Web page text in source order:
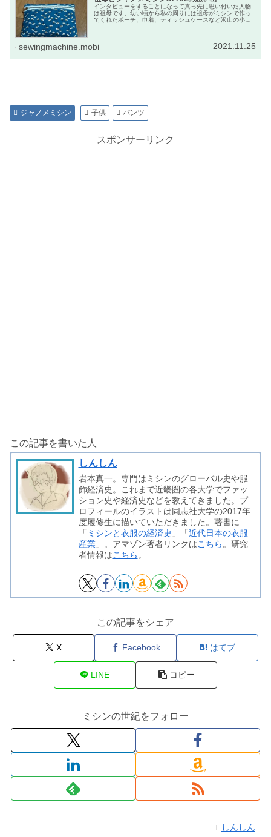
インタビューをすることになって真っ先に思い付いた人物
は祖母です。幼い頃から私の周りには祖母がミシンで作っ
てくれたポーチ、巾着、ティッシュケースなど沢山の小物
sewingmachine.mobi 2021.11.25
ジャノメミシン 子供 パンツ
スポンサーリンク
この記事を書いた人
しんしん
岩本真一。専門はミシンのグローバル史や服
飾経済史。これまで近畿圏の各大学でファッ
ション史や経済史などを教えてきました。プ
ロフィールのイラストは同志社大学の2017年
度履修生に描いていただきました。著書に
「 ミシンと衣服の経済史 」「 近代日本の衣服
産業」。アマゾン著者リンクはこちら 。研究
者情報はこちら 。
この記事をシェア
X Facebook はてブ
LINE コピー
ミシンの世紀をフォロー
しんしん